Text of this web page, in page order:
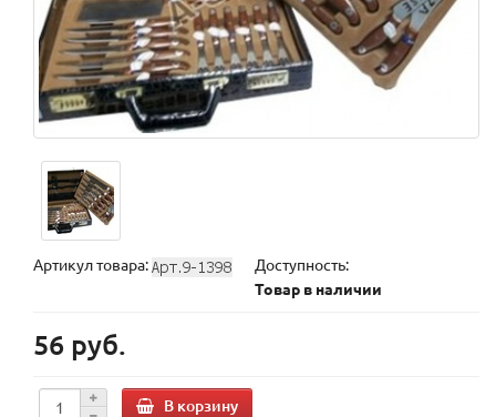
Артикул товара:
Доступность:
Товар в наличии
56 руб.
В корзину